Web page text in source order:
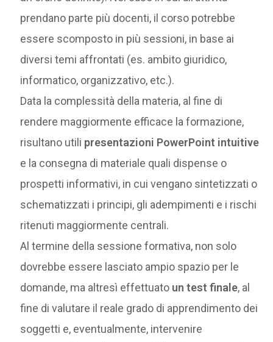
prendano parte più docenti, il corso potrebbe
essere scomposto in più sessioni, in base ai
diversi temi affrontati (es. ambito giuridico,
informatico, organizzativo, etc.).
Data la complessità della materia, al fine di
rendere maggiormente efficace la formazione,
risultano utili presentazioni PowerPoint intuitive
e la consegna di materiale quali dispense o
prospetti informativi, in cui vengano sintetizzati o
schematizzati i principi, gli adempimenti e i rischi
ritenuti maggiormente centrali.
Al termine della sessione formativa, non solo
dovrebbe essere lasciato ampio spazio per le
domande, ma altresì effettuato un test finale, al
fine di valutare il reale grado di apprendimento dei
soggetti e, eventualmente, intervenire